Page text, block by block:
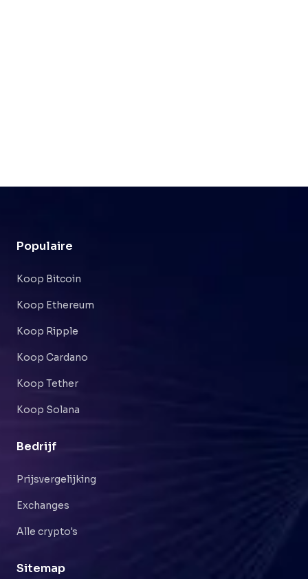
Populaire
Koop Bitcoin
Koop Ethereum
Koop Ripple
Koop Cardano
Koop Tether
Koop Solana
Bedrijf
Prijsvergelijking
Exchanges
Alle crypto's
Sitemap